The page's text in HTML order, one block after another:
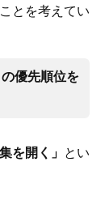
とを考えてい
優先順位を
を開く」 とい